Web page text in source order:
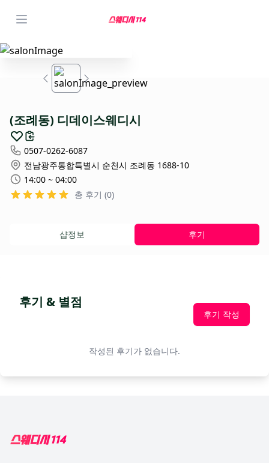
(조례동) 디데이스웨디시
0507-0262-6087
전남광주통합특별시 순천시 조례동 1688-10
14:00 ~ 04:00
총 후기 (0)
샵정보 후기
후기 & 별점
후기 작성
작성된 후기가 없습니다.